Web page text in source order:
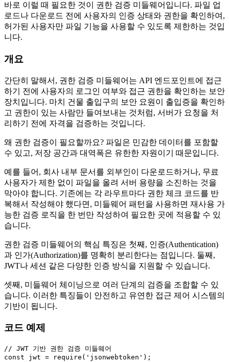
바로 이럴 때 필요한 것이 권한 검증 미들웨어입니다. 파일 업
로드나 다운로드 전에 사용자의 인증 상태와 권한을 확인하여,
허가된 사용자만 파일 기능을 사용할 수 있도록 제한하는 것입
니다.
개요
간단히 말해서, 권한 검증 미들웨어는 API 엔드포인트에 접근
하기 전에 사용자의 로그인 여부와 접근 권한을 확인하는 보안
장치입니다. 마치 건물 출입구의 보안 요원이 출입증을 확인하
고 권한이 있는 사람만 들여보내는 것처럼, 서버가 요청을 처
리하기 전에 자격을 검증하는 것입니다.
왜 권한 검증이 필요할까요? 파일은 민감한 데이터를 포함할
수 있고, 저장 공간과 대역폭은 유한한 자원이기 때문입니다.
예를 들어, 회사 내부 문서를 외부인이 다운로드하거나, 무료
사용자가 제한 없이 파일을 올려 서버 용량을 소진하는 것을
막아야 합니다. 기존에는 각 라우트마다 권한 체크 코드를 반
복해서 작성해야 했다면, 미들웨어 패턴을 사용하면 재사용 가
능한 검증 로직을 한 번만 작성하여 필요한 곳에 적용할 수 있
습니다.
권한 검증 미들웨어의 핵심 특징은 첫째, 인증(Authentication)
과 인가(Authorization)를 명확히 분리한다는 점입니다. 둘째,
JWT나 세션 같은 다양한 인증 방식을 지원할 수 있습니다.
셋째, 미들웨어 체이닝으로 여러 단계의 검증을 조합할 수 있
습니다. 이러한 특징들이 안전하고 유연한 접근 제어 시스템의
기반이 됩니다.
코드 예제
// JWT 기반 권한 검증 미들웨어
const jwt = require ( 'jsonwebtoken' );